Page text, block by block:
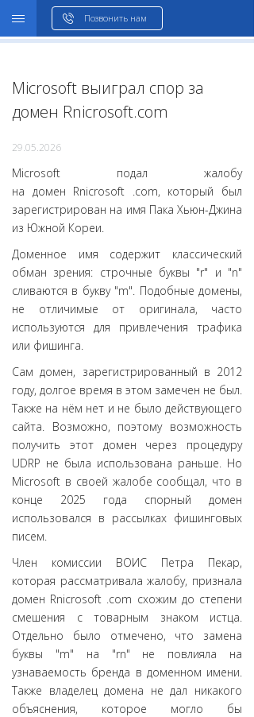
Позвонить нам
Microsoft выиграл спор за
домен Rnicrosoft.com
29.05.2026
Microsoft подал жалобу
на домен Rnicrosoft .com, который был
зарегистрирован на имя Пака Хьюн-Джина
из Южной Кореи.
Доменное имя содержит классический
обман зрения: строчные буквы "r" и "n"
сливаются в букву "m". Подобные домены,
не отличимые от оригинала, часто
используются для привлечения трафика
или фишинга.
Сам домен, зарегистрированный в 2012
году, долгое время в этом замечен не был.
Также на нём нет и не было действующего
сайта. Возможно, поэтому возможность
получить этот домен через процедуру
UDRP не была использована раньше. Но
Microsoft в своей жалобе сообщал, что в
конце 2025 года спорный домен
использовался в рассылках фишинговых
писем.
Член комиссии ВОИС Петра Пекар,
которая рассматривала жалобу, признала
домен Rnicrosoft .com схожим до степени
смешения с товарным знаком истца.
Отдельно было отмечено, что замена
буквы "m" на "rn" не повлияла на
узнаваемость бренда в доменном имени.
Также владелец домена не дал никакого
объяснения, которое могло бы